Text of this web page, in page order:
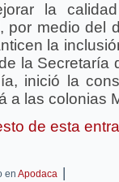
la
por medio del
la
la Secretaría
inició la
a las colonias
de esta
en Apodaca |